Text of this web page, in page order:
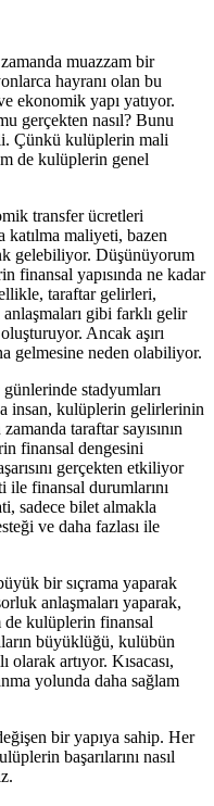
muazzam bir
hayranı olan bu
ekonomik yapı yatıyor.
gerçekten nasıl? Bunu
Çünkü kulüplerin mali
de kulüplerin genel
transfer ücretleri
maliyeti, bazen
gelebiliyor. Düşünüyorum
finansal yapısında ne kadar
taraftar gelirleri,
gibi farklı gelir
Ancak aşırı
gelmesine neden olabiliyor.
stadyumları
insan, kulüplerin gelirlerinin
taraftar sayısının
finansal dengesini
gerçekten etkiliyor
ile finansal durumlarını
sadece bilet almakla
ve daha fazlası ile
bir sıçrama yaparak
anlaşmaları yaparak,
de kulüplerin finansal
büyüklüğü, kulübün
olarak artıyor. Kısacası,
yolunda daha sağlam
bir yapıya sahip. Her
başarılarını nasıl